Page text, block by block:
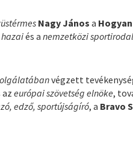
Nagy János a
hazaiés anemzetközi
végzett
azeurópai szövetség elnöke,
edző, sportújságíró, a Bravo